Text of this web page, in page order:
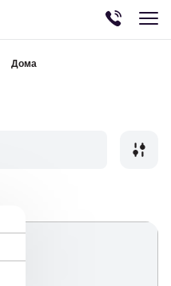
Дома